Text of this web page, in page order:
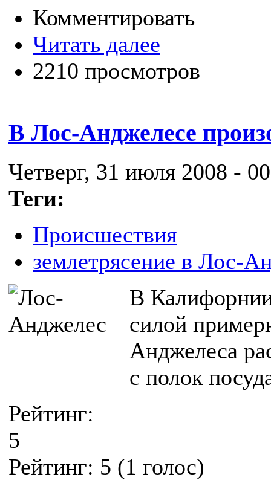
Комментировать
Читать далее
2210 просмотров
В Лос-Анджелесе
Четверг, 31 июля 2008 -
Теги:
Происшествия
землетрясение в Лос-
В
силой
Анджелеса
с полок
Рейтинг:
5
Рейтинг: 5 (1 голос)